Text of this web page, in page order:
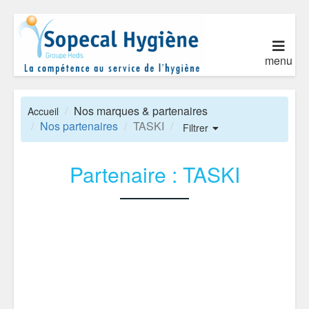
menu
Accueil
Nos marques & partenaires
Nos partenaires
TASKI Filtrer
Partenaire : TASKI